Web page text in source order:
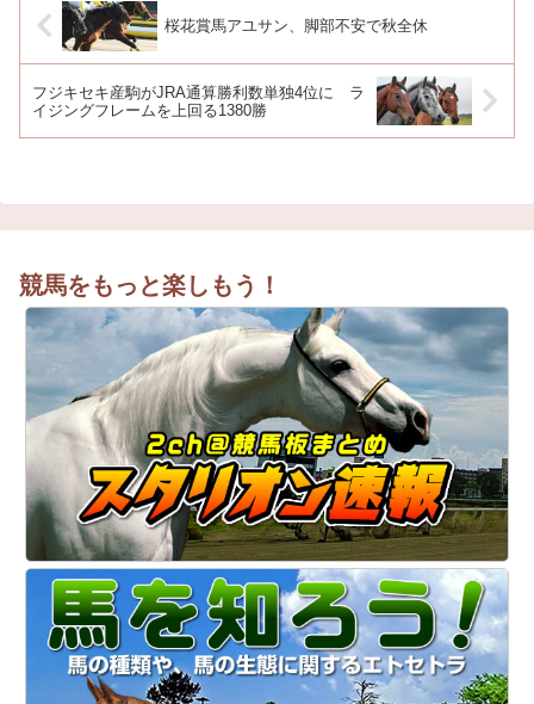
桜花賞馬アユサン、脚部不安で秋全休
フジキセキ産駒がJRA通算勝利数単独4位に ラ
イジングフレームを上回る1380勝
競馬をもっと楽しもう！